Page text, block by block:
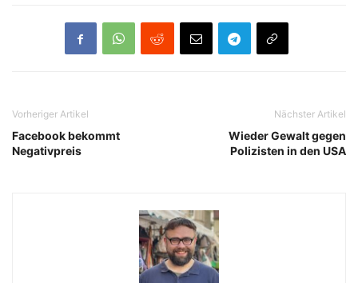
Vorheriger Artikel
Facebook bekommt
Negativpreis
Nächster Artikel
Wieder Gewalt gegen
Polizisten in den USA